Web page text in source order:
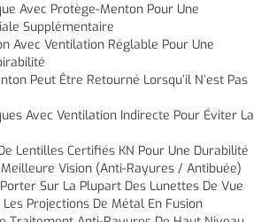
Avec Protège-Menton Pour Une
Supplémentaire
Avec Ventilation Réglable Pour Une
Peut Être Retourné Lorsqu’il N’est Pas
Avec Ventilation Indirecte Pour Éviter La
Lentilles Certifiés KN Pour Une Durabilité
Vision (anti-Rayures / Antibuée)
Sur La Plupart Des Lunettes De Vue
Projections De Métal En Fusion